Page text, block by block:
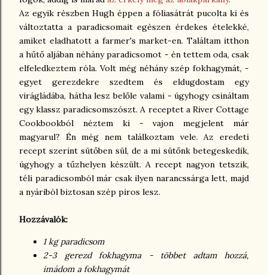
Az egyik részben Hugh éppen a fóliasátrát pucolta ki és
változtatta a paradicsomait egészen érdekes ételekké,
amiket eladhatott a farmer's market-en. Találtam itthon
a hűtő aljában néhány paradicsomot - én tettem oda, csak
elfeledkeztem róla. Volt még néhány szép fokhagymát, -
egyet gerezdekre szedtem és eldugdostam egy
virágládába, hátha lesz belőle valami - úgyhogy csináltam
egy klassz paradicsomszószt. A receptet a River Cottage
Cookbookból néztem ki - vajon megjelent már
magyarul? Én még nem találkoztam vele. Az eredeti
recept szerint sütőben sül, de a mi sütőnk betegeskedik,
úgyhogy a tűzhelyen készült. A recept nagyon tetszik,
téli paradicsomból már csak ilyen narancssárga lett, majd
a nyáriból biztosan szép piros lesz.
Hozzávalók:
1 kg paradicsom
2-3 gerezd fokhagyma - többet adtam hozzá,
imádom a fokhagymát